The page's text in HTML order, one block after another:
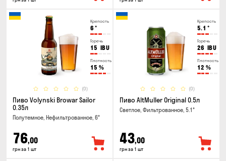
Крепость
6 °
Горечь
15 IBU
Плотность
15 %
(0)
Пиво Volynski Browar Sailor
0.35л
Полутемное, Нефильтрованное, 6°
76,00
грн за 1 шт
Крепость
5.1 °
Горечь
26 IBU
Плотность
12 %
(0)
Пиво AltMuller Original 0.5л
Светлое, Фильтрованное, 5.1°
43,00
грн за 1 шт